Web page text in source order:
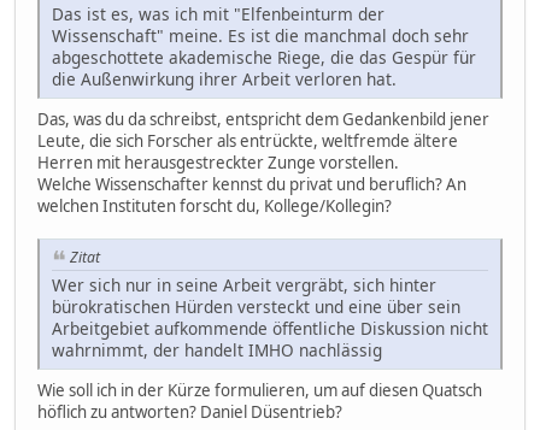
Das ist es, was ich mit "Elfenbeinturm der
Wissenschaft" meine. Es ist die manchmal doch sehr
abgeschottete akademische Riege, die das Gespür für
die Außenwirkung ihrer Arbeit verloren hat.
Das, was du da schreibst, entspricht dem Gedankenbild jener
Leute, die sich Forscher als entrückte, weltfremde ältere
Herren mit herausgestreckter Zunge vorstellen.
Welche Wissenschafter kennst du privat und beruflich? An
welchen Instituten forscht du, Kollege/Kollegin?
Zitat
Wer sich nur in seine Arbeit vergräbt, sich hinter
bürokratischen Hürden versteckt und eine über sein
Arbeitgebiet aufkommende öffentliche Diskussion nicht
wahrnimmt, der handelt IMHO nachlässig
Wie soll ich in der Kürze formulieren, um auf diesen Quatsch
höflich zu antworten? Daniel Düsentrieb?